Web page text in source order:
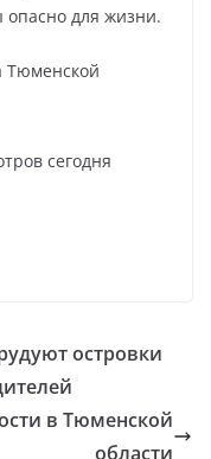
опасно для жизни.
Тюменской
сегодня
островки
в Тюменской
области